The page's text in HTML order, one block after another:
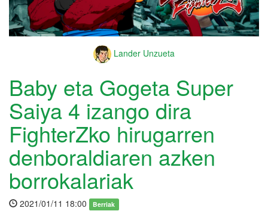
Lander Unzueta
Baby eta Gogeta Super
Saiya 4 izango dira
FighterZko hirugarren
denboraldiaren azken
borrokalariak
2021/01/11 18:00 Berriak